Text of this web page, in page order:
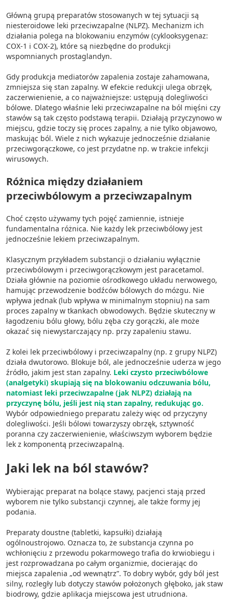
Główną grupą preparatów stosowanych w tej sytuacji są
niesteroidowe leki przeciwzapalne (NLPZ). Mechanizm ich
działania polega na blokowaniu enzymów (cyklooksygenaz:
COX-1 i COX-2), które są niezbędne do produkcji
wspomnianych prostaglandyn.
Gdy produkcja mediatorów zapalenia zostaje zahamowana,
zmniejsza się stan zapalny. W efekcie redukcji ulega obrzęk,
zaczerwienienie, a co najważniejsze: ustępują dolegliwości
bólowe. Dlatego właśnie leki przeciwzapalne na ból mięśni czy
stawów są tak często podstawą terapii. Działają przyczynowo w
miejscu, gdzie toczy się proces zapalny, a nie tylko objawowo,
maskując ból. Wiele z nich wykazuje jednocześnie działanie
przeciwgorączkowe, co jest przydatne np. w trakcie infekcji
wirusowych.
Różnica między działaniem
przeciwbólowym a przeciwzapalnym
Choć często używamy tych pojęć zamiennie, istnieje
fundamentalna różnica. Nie każdy lek przeciwbólowy jest
jednocześnie lekiem przeciwzapalnym.
Klasycznym przykładem substancji o działaniu wyłącznie
przeciwbólowym i przeciwgorączkowym jest paracetamol.
Działa głównie na poziomie ośrodkowego układu nerwowego,
hamując przewodzenie bodźców bólowych do mózgu. Nie
wpływa jednak (lub wpływa w minimalnym stopniu) na sam
proces zapalny w tkankach obwodowych. Będzie skuteczny w
łagodzeniu bólu głowy, bólu zęba czy gorączki, ale może
okazać się niewystarczający np. przy zapaleniu stawu.
Z kolei lek przeciwbólowy i przeciwzapalny (np. z grupy NLPZ)
działa dwutorowo. Blokuje ból, ale jednocześnie uderza w jego
źródło, jakim jest stan zapalny. Leki czysto przeciwbólowe
(analgetyki) skupiają się na blokowaniu odczuwania bólu,
natomiast leki przeciwzapalne (jak NLPZ) działają na
przyczynę bólu, jeśli jest nią stan zapalny, redukując go.
Wybór odpowiedniego preparatu zależy więc od przyczyny
dolegliwości. Jeśli bólowi towarzyszy obrzęk, sztywność
poranna czy zaczerwienienie, właściwszym wyborem będzie
lek z komponentą przeciwzapalną.
Jaki lek na ból stawów?
Wybierając preparat na bolące stawy, pacjenci stają przed
wyborem nie tylko substancji czynnej, ale także formy jej
podania.
Preparaty doustne (tabletki, kapsułki) działają
ogólnoustrojowo. Oznacza to, że substancja czynna po
wchłonięciu z przewodu pokarmowego trafia do krwiobiegu i
jest rozprowadzana po całym organizmie, docierając do
miejsca zapalenia „od wewnątrz”. To dobry wybór, gdy ból jest
silny, rozległy lub dotyczy stawów położonych głęboko, jak staw
biodrowy, gdzie aplikacja miejscowa jest utrudniona.